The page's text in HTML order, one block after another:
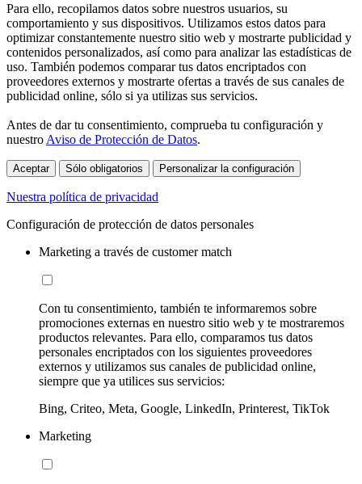
Para ello, recopilamos datos sobre nuestros usuarios, su
comportamiento y sus dispositivos. Utilizamos estos datos para
optimizar constantemente nuestro sitio web y mostrarte publicidad y
contenidos personalizados, así como para analizar las estadísticas de
uso. También podemos comparar tus datos encriptados con
proveedores externos y mostrarte ofertas a través de sus canales de
publicidad online, sólo si ya utilizas sus servicios.
Antes de dar tu consentimiento, comprueba tu configuración y
nuestro Aviso de Protección de Datos.
Aceptar Sólo obligatorios Personalizar la configuración
Nuestra política de privacidad
Configuración de protección de datos personales
Marketing a través de customer match
Con tu consentimiento, también te informaremos sobre
promociones externas en nuestro sitio web y te mostraremos
productos relevantes. Para ello, comparamos tus datos
personales encriptados con los siguientes proveedores
externos y utilizamos sus canales de publicidad online,
siempre que ya utilices sus servicios:
Bing, Criteo, Meta, Google, LinkedIn, Printerest, TikTok
Marketing